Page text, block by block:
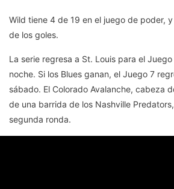
Wild tiene 4 de 19 en el juego de poder,
de los goles.
La serie regresa a St. Louis para el
noche. Si los Blues ganan, el Juego 7
sábado. El Colorado Avalanche, cabeza
de una barrida de los Nashville
segunda ronda.